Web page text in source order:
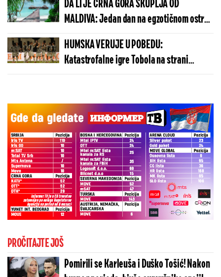
DA LI JE CRNA GORA SKUPLJA OD
MALDIVA: Jedan dan na egzotičnom ostrvu
može da košta manje nego u Budvi
HUMSKA VERUJE U POBEDU:
Katastrofalne igre Tobola na strani
ulivaju samopouzdanje Partizanu
PROČITAJTE JOŠ
Pomirili se Karleuša i Duško Tošić! Nakon